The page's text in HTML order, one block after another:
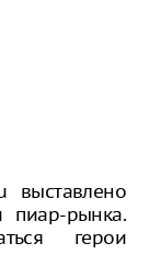
выставлено
пиар-рынка.
герои